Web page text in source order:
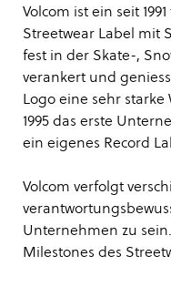
Volcom ist ein seit
Streetwear Label mit
fest in der Skate-,
verankert und
Logo eine sehr
1995 das erste
ein eigenes Record
Volcom verfolgt
Unternehmen zu
Milestones des